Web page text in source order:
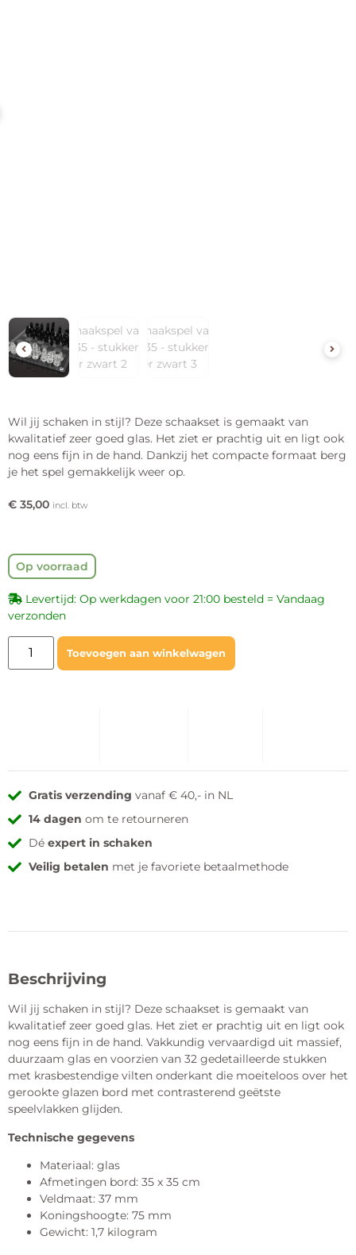
Wil jij schaken in stijl? Deze schaakset is gemaakt van
kwalitatief zeer goed glas. Het ziet er prachtig uit en ligt ook
nog eens fijn in de hand. Dankzij het compacte formaat berg
je het spel gemakkelijk weer op.
€ 35,00 incl. btw
Op voorraad
Levertijd: Op werkdagen voor 21:00 besteld = Vandaag
verzonden
Toevoegen aan winkelwagen
Gratis verzending vanaf € 40,- in NL
14 dagen om te retourneren
Déexpert in schaken
Veilig betalen met je favoriete betaalmethode
Beschrijving
Wil jij schaken in stijl? Deze schaakset is gemaakt van
kwalitatief zeer goed glas. Het ziet er prachtig uit en ligt ook
nog eens fijn in de hand. Vakkundig vervaardigd uit massief,
duurzaam glas en voorzien van 32 gedetailleerde stukken
met krasbestendige vilten onderkant die moeiteloos over het
gerookte glazen bord met contrasterend geëtste
speelvlakken glijden.
Technische gegevens
Materiaal: glas
Afmetingen bord: 35 x 35 cm
Veldmaat: 37 mm
Koningshoogte: 75 mm
Gewicht: 1,7 kilogram